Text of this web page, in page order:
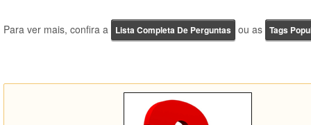
Para ver mais, confira a Lista Completa De Perguntas ou as Tags